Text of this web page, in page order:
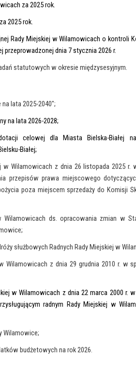
za 2025 rok.
2025 rok.
Rady Miejskiej w Wilamowicach o kontroli
przeprowadzonej dnia 7 stycznia 2026 r.
statutowych w okresie międzysesyjnym.
lata 2025-2040";
na lata 2026-2028;
celowej dla Miasta Bielska-Białej
Białej;
w Wilamowicach z dnia 26 listopada 2025
przepisów prawa miejscowego
poza miejscem sprzedaży do Komisji
Wilamowicach ds. opracowania zmian w
służbowych Radnych Rady Miejskiej w
Wilamowicach z dnia 29 grudnia 2010 r. w
w Wilamowicach z dnia 22 marca 2000 r.
radnym Rady Miejskiej w
Wilamowice;
budżetowych na rok 2026.